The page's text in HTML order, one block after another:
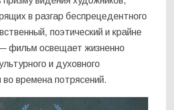
в разгар беспрецедентного
поэтический и крайне
фильм освещает жизненно
и духовного
во времена потрясений.